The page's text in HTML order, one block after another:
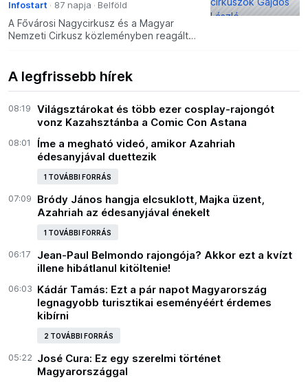
Infostart 87 napja Belföld
A Fővárosi Nagycirkusz és a Magyar
Nemzeti Cirkusz közleményben reagált
s országhoz hasonló
A legfrissebb hírek
08:19
Világsztárokat és több ezer cosplay-rajongót
vonz Kazahsztánba a Comic Con Astana
08:01
Íme a megható videó, amikor Azahriah
édesanyjával duettezik
1 TOVÁBBI FORRÁS
07:09
Bródy János hangja elcsuklott, Majka üzent,
Azahriah az édesanyjával énekelt
1 TOVÁBBI FORRÁS
06:17
Jean-Paul Belmondo rajongója? Akkor ezt a kvízt
illene hibátlanul kitöltenie!
06:03 Kádár Tamás: Ezt a pár napot Magyarország
legnagyobb turisztikai eseményéért érdemes
kibírni
2 TOVÁBBI FORRÁS
05:22 José Cura: Ez egy szerelmi történet
Magyarországgal